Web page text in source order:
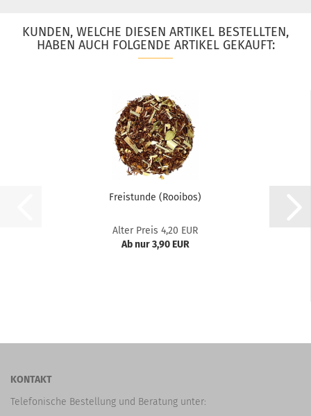
KUNDEN, WELCHE DIESEN ARTIKEL BESTELLTEN,
HABEN AUCH FOLGENDE ARTIKEL GEKAUFT:
Freistunde (Rooibos)
Alter Preis 4,20 EUR
Ab nur 3,90 EUR
KONTAKT
Telefonische Bestellung und Beratung unter: